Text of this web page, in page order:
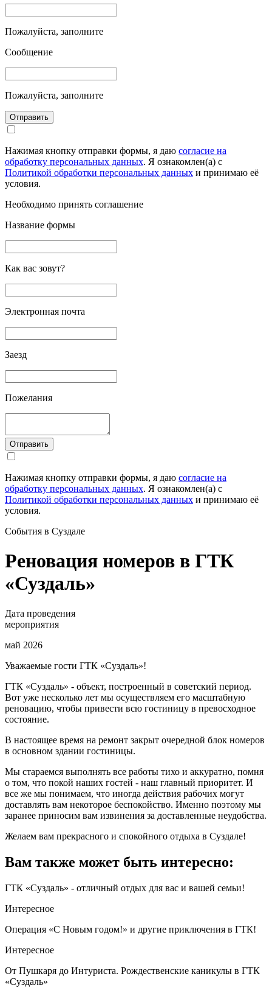
Пожалуйста, заполните
Сообщение
Пожалуйста, заполните
Отправить
Нажимая кнопку отправки формы, я даю согласие на
обработку персональных данных. Я ознакомлен(а) с
Политикой обработки персональных данных и принимаю её
условия.
Необходимо принять соглашение
Название формы
Как вас зовут?
Электронная почта
Заезд
Пожелания
Отправить
Нажимая кнопку отправки формы, я даю согласие на
обработку персональных данных. Я ознакомлен(а) с
Политикой обработки персональных данных и принимаю её
условия.
События в Суздале
Реновация номеров в ГТК
«Суздаль»
Дата проведения
мероприятия
май 2026
Уважаемые гости ГТК «Суздаль»!
ГТК «Суздаль» - объект, построенный в советский период.
Вот уже несколько лет мы осуществляем его масштабную
реновацию, чтобы привести всю гостиницу в превосходное
состояние.
В настоящее время на ремонт закрыт очередной блок номеров
в основном здании гостиницы.
Мы стараемся выполнять все работы тихо и аккуратно, помня
о том, что покой наших гостей - наш главный приоритет. И
все же мы понимаем, что иногда действия рабочих могут
доставлять вам некоторое беспокойство. Именно поэтому мы
заранее приносим вам извинения за доставленные неудобства.
Желаем вам прекрасного и спокойного отдыха в Суздале!
Вам также может быть интересно:
ГТК «Суздаль» - отличный отдых для вас и вашей семьи!
Интересное
Операция «С Новым годом!» и другие приключения в ГТК!
Интересное
От Пушкаря до Интуриста. Рождественские каникулы в ГТК
«Суздаль»